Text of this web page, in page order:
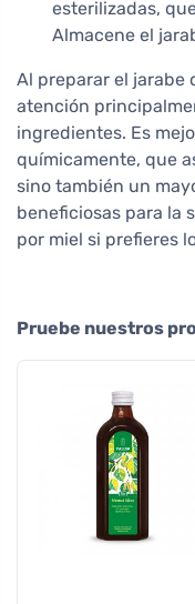
esterilizadas,
Almacene el
Al preparar el jarabe
atención
ingredientes. Es
químicamente, que
sino también un
beneficiosas para la
por miel si prefieres
Pruebe nuestros